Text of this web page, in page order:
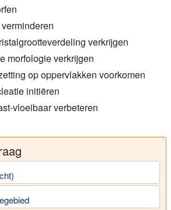
verkrijgen
morfologie verkrijgen
op oppervlakken voorkomen
initiëren
vloeibaar verbeteren